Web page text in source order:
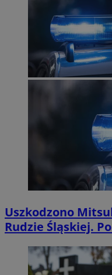
Uszkodzono
Rudzie Śląskiej.